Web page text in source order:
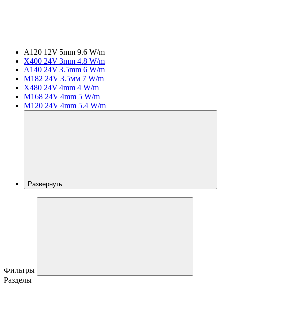
A120 12V 5mm 9.6 W/m
X400 24V 3mm 4.8 W/m
A140 24V 3.5mm 6 W/m
M182 24V 3.5мм 7 W/m
X480 24V 4mm 4 W/m
M168 24V 4mm 5 W/m
M120 24V 4mm 5.4 W/m
Развернуть
Фильтры
Разделы